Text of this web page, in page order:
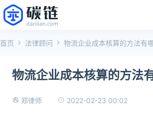
首页 法律顾问 物流企业成本核算的方法有
物流企业成本核算的方法
郑律师 2022-02-23 00:02